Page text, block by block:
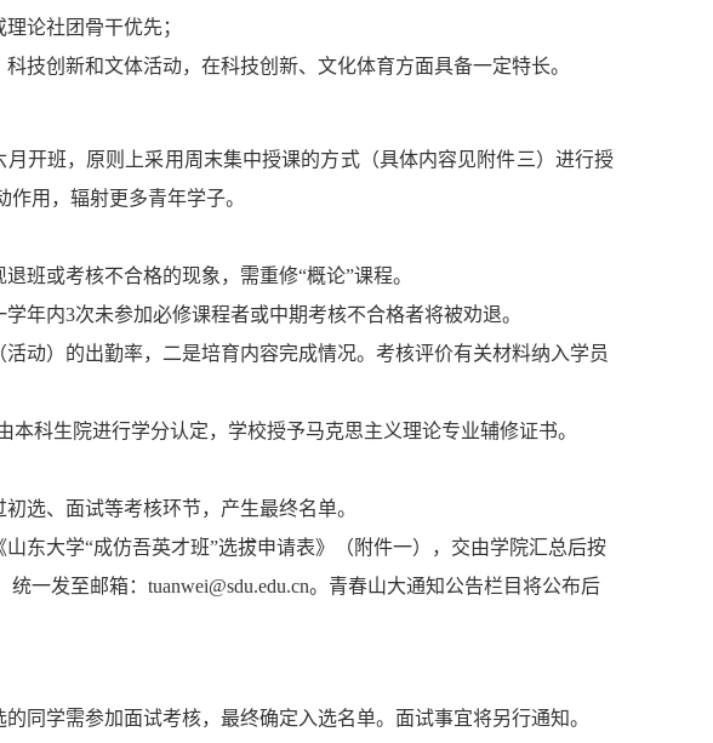
论社团骨干优先；
技创新和文体活动，在科技创新、文化体育方面具备一定特长。
开班，原则上采用周末集中授课的方式（具体内容见附件三）进行授
用，辐射更多青年学子。
班或考核不合格的现象，需重修“概论”课程。
学年内3次未参加必修课程者或中期考核不合格者将被劝退。
动）的出勤率，二是培育内容完成情况。考核评价有关材料纳入学员
本科生院进行学分认定，学校授予马克思主义理论专业辅修证书。
选、面试等考核环节，产生最终名单。
山东大学“成仿吾英才班”选拔申请表》（附件一），交由学院汇总后按
统一发至邮箱： tuanwei@sdu.edu.cn。青春山大通知公告栏目将公布后
同学需参加面试考核，最终确定入选名单。 面试事宜将另行通知。